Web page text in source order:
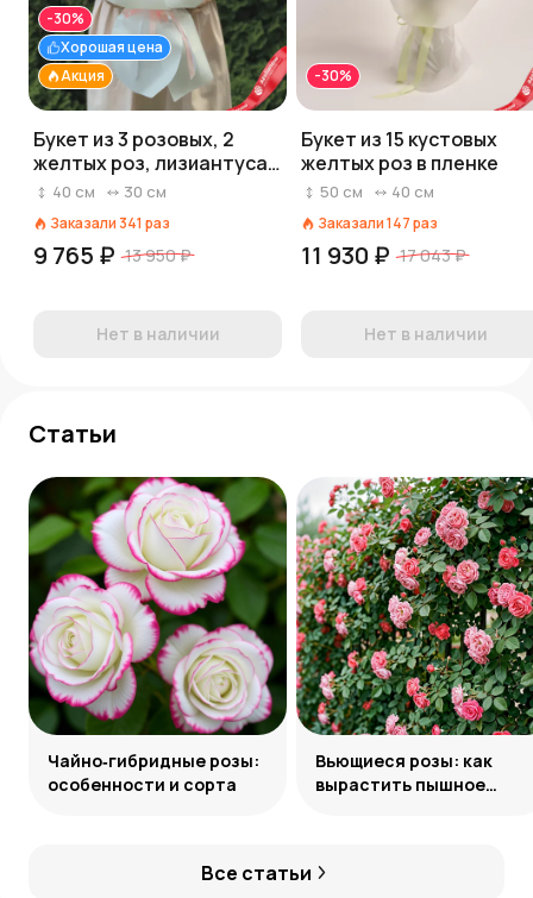
Акция
Хорошая цена
-30%
Букет из 3 розовых, 2
желтых роз, лизиантуса и
гипсофилы «Школьный
40 см 30 см
Заказали 341 раз
9 765 ₽ 13 950 ₽
Нет в наличии
-30%
Букет из 15 кустовых
желтых роз в пленке
50 см 40 см
Заказали147раз
11 930 ₽ 17 043 ₽
Нет в наличии
Статьи
Все статьи
Чайно‑гибридные розы:
особенности и сорта
Вьющиеся розы: как
вырастить пышное